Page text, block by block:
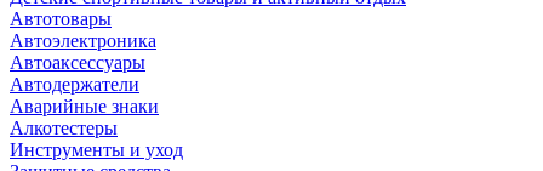
Автотовары
Автоэлектроника
Автоаксессуары
Автодержатели
Аварийные знаки
Алкотестеры
Инструменты и уход